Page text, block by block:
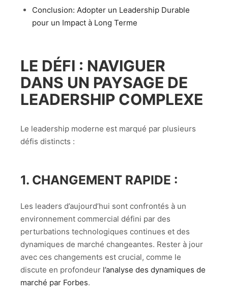
Conclusion: Adopter un Leadership Durable
pour un Impact à Long Terme
LE DÉFI : NAVIGUER
DANS UN PAYSAGE DE
LEADERSHIP COMPLEXE
Le leadership moderne est marqué par plusieurs
défis distincts :
1. CHANGEMENT RAPIDE :
Les leaders d’aujourd’hui sont confrontés à un
environnement commercial défini par des
perturbations technologiques continues et des
dynamiques de marché changeantes. Rester à jour
avec ces changements est crucial, comme le
discute en profondeur l’analyse des dynamiques de
marché par Forbes.